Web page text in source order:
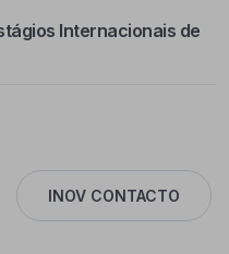
Internacionais de
INOV CONTACTO